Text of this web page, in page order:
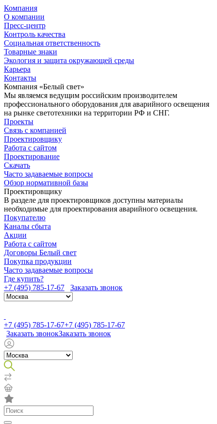
Компания
О компании
Пресс-центр
Контроль качества
Социальная ответственность
Товарные знаки
Экология и защита окружающей среды
Карьера
Контакты
Компания «Белый свет»
Мы являемся ведущим российским производителем
профессионального оборудования для аварийного освещения
на рынке светотехники на территории РФ и СНГ.
Проекты
Связь с компанией
Проектировщику
Работа с сайтом
Проектирование
Скачать
Часто задаваемые вопросы
Обзор нормативной базы
Проектировщику
В разделе для проектировщиков доступны материалы
необходимые для проектирования аварийного освещения.
Покупателю
Каналы сбыта
Акции
Работа с сайтом
Договоры Белый свет
Покупка продукции
Часто задаваемые вопросы
Где купить?
+7 (495) 785-17-67
Заказать звонок
+7 (495) 785-17-67+7 (495) 785-17-67
Заказать звонокЗаказать звонок